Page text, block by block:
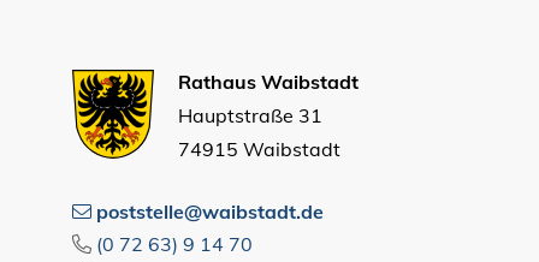
Rathaus Waibstadt
Hauptstraße 31
74915 Waibstadt
poststelle@waibstadt.de
(0 72 63) 9 14 70